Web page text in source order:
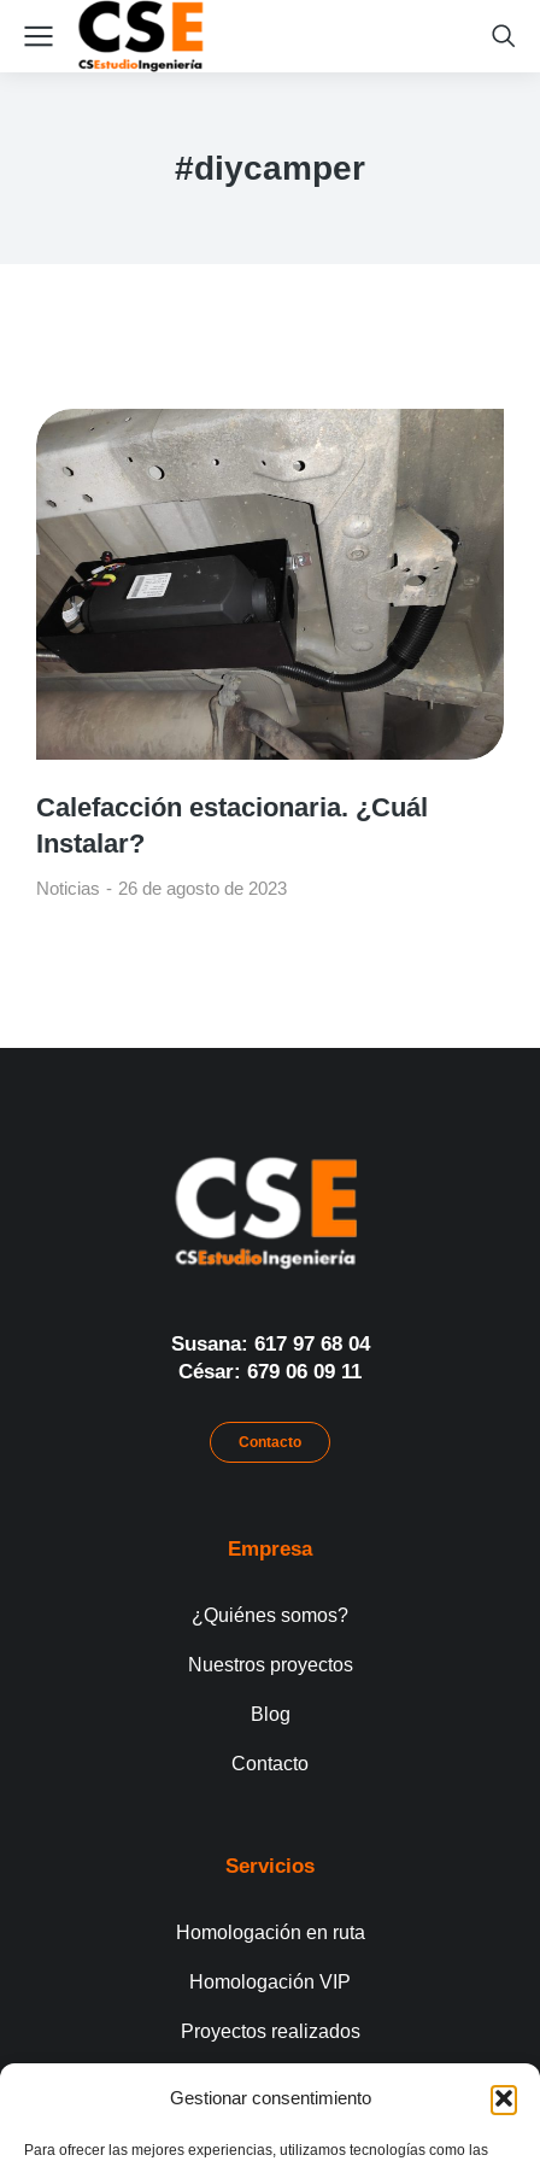
Gestionar consentimiento
Para ofrecer las mejores experiencias, utilizamos tecnologías como las
#diycamper
Calefacción estacionaria. ¿Cuál
Instalar?
Noticias 26 de agosto de 2023
Susana: 617 97 68 04
César: 679 06 09 11
Contacto
Empresa
¿Quiénes somos?
Nuestros proyectos
Blog
Contacto
Servicios
Homologación en ruta
Homologación VIP
Proyectos realizados